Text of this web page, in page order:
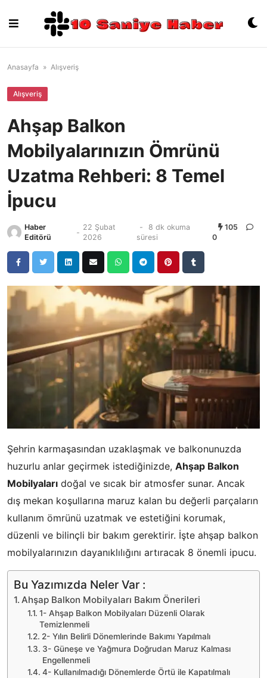
content
Anasayfa » Alışveriş
Alışveriş
Ahşap Balkon
Mobilyalarınızın Ömrünü
Uzatma Rehberi: 8 Temel
İpucu
Haber
Editörü
-
22 Şubat
2026
-
8 dk okuma
süresi
105
0
Şehrin karmaşasından uzaklaşmak ve balkonunuzda
huzurlu anlar geçirmek istediğinizde, Ahşap Balkon
Mobilyaları doğal ve sıcak bir atmosfer sunar. Ancak
dış mekan koşullarına maruz kalan bu değerli parçaların
kullanım ömrünü uzatmak ve estetiğini korumak,
düzenli ve bilinçli bir bakım gerektirir. İşte ahşap balkon
mobilyalarınızın dayanıklılığını artıracak 8 önemli ipucu.
Bu Yazımızda Neler Var :
Ahşap Balkon Mobilyaları Bakım Önerileri
1- Ahşap Balkon Mobilyaları Düzenli Olarak
Temizlenmeli
2- Yılın Belirli Dönemlerinde Bakımı Yapılmalı
3- Güneşe ve Yağmura Doğrudan Maruz Kalması
Engellenmeli
4- Kullanılmadığı Dönemlerde Örtü ile Kapatılmalı